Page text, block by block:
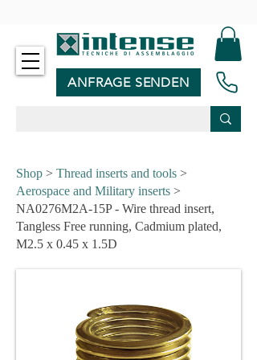
ANFRAGE SENDEN
Shop > Thread inserts and tools >
Aerospace and Military inserts >
NA0276M2A-15P - Wire thread insert,
Tangless Free running, Cadmium plated,
M2.5 x 0.45 x 1.5D